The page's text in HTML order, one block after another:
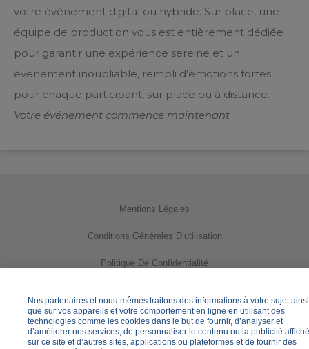
votre événement digital ou hybride. Sur place, une
équipe de production vous est entièrement dédiée
pour garantir une expérience sereine et un
événement inoubliable, rempli d’émotions fortes
pour chaque participant, sur place ou à distance.
Votre événement commence maintenant
Mentions Légales
Conditions Générales D’utilisation
Politique De Confidentialité
Gérer Vos Paramètres Des Cookies
Informations Pratiques
Nos partenaires et nous-mêmes traitons des informations à votre sujet ainsi
que sur vos appareils et votre comportement en ligne en utilisant des
technologies comme les cookies dans le but de fournir, d’analyser et
d’améliorer nos services, de personnaliser le contenu ou la publicité affiché
sur ce site et d’autres sites, applications ou plateformes et de fournir des